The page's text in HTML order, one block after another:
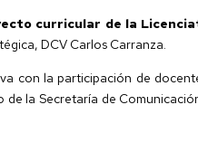
curricular de la
DCV Carlos Carranza.
con la participación de
la Secretaría de